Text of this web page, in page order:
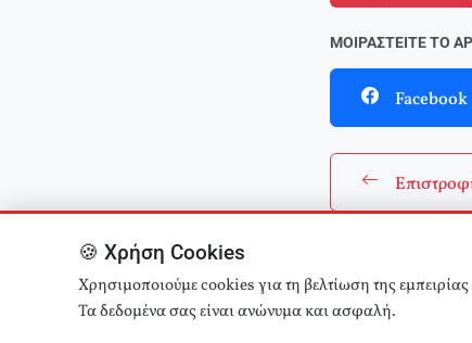
ΜΟΙΡΑΣΤΕΊΤΕ ΤΟ
Facebook
🍪 Χρήση Cookies
Χρησιμοποιούμε cookies για τη βελτίωση της
Τα δεδομένα σας είναι ανώνυμα και ασφαλή.